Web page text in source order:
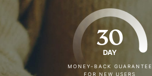
30
DAY
MONEY-BACK GUARANTEE
FOR NEW USERS